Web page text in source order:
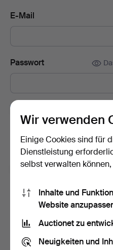
E-Mail
Passwort
Mit u. a. Expertentipps,
Sie können das Abonnement
nicht mehr interessiert sind.
Ich bin über 18 Jahre
Datenschutzerklärungzur
Konto
Wir verwenden
Einige Cookies sind für
Dienstleistung
selbst verwalten
Inhalte und
Website
Auctionet zu
Neuigkeiten und